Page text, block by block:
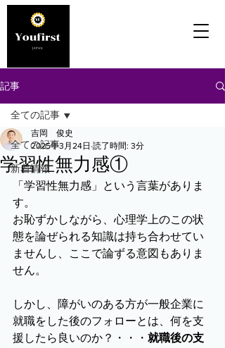
記事
全ての記事
新着情報
全ての記事
学習性無力感①
吉岡 俊史
2025年3月24日 読了時間: 3分
「学習性無力感」という言葉がありま
す。
お恥ずかしながら、心理学上のこの状
態を論ぜられる知識は持ち合わせてい
ませんし、ここで論ずる意図もありま
せん。
しかし、障がいのある方が一般企業に
就職をした後のフォローとは、何を支
援したら良いのか？・・・ 就職後の支